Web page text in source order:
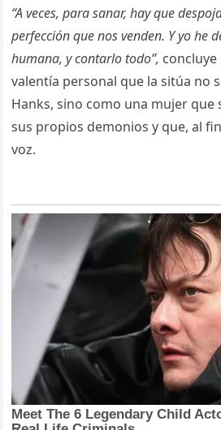
“A veces, para sanar, hay que
perfección que nos venden. Y yo he
humana, y contarlo todo”, concluye
valentía personal que la sitúa no
Hanks, sino como una mujer que
sus propios demonios y que, al
voz.